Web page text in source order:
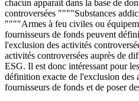
chacun apparaît dans la base de
controversées """"Substances
""""Armes à feu civiles ou
fournisseurs de fonds peuvent
l'exclusion des activités
activités controversées auprès de
ESG. Il est donc intéressant pour
définition exacte de l'exclusion des
fournisseurs de fonds et de poser